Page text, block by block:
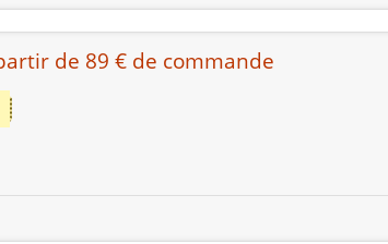
de 89 € de commande